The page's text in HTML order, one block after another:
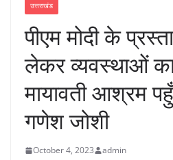
उत्तराखंड
पीएम मोदी के
लेकर व्यवस्थाओं
मायावती आश्रम
गणेश जोशी
October 4, 2023 admin